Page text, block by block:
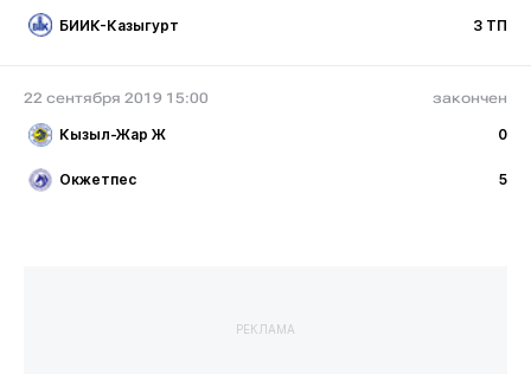
БИИК-Казыгурт 3 ТП
22 сентября 2019 15:00 закончен
Кызыл-Жар Ж 0
Окжетпес 5
РЕКЛАМА